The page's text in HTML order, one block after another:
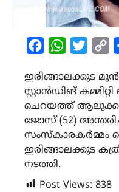
FacebookWhatsApp
ഇരിങ്ങാലക്കുട
സ്റ്റാൻഡിങ്
ചെറയത്ത്
ജോസ് (52)
സംസ്കാരകർമ്മം
ഇരിങ്ങാലക്കുട
നടത്തി.
Post Views: 838